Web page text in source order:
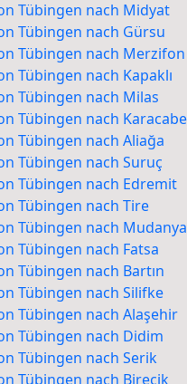
Tübingen nach Midyat
Tübingen nach Gürsu
Tübingen nach Merzifon
Tübingen nach Kapaklı
Tübingen nach Milas
Tübingen nach
Tübingen nach Aliağa
Tübingen nach Suruç
Tübingen nach Edremit
Tübingen nach Tire
Tübingen nach Mudanya
Tübingen nach Fatsa
Tübingen nach Bartın
Tübingen nach Silifke
Tübingen nach Alaşehir
Tübingen nach Didim
Tübingen nach Serik
Tübingen nach Birecik